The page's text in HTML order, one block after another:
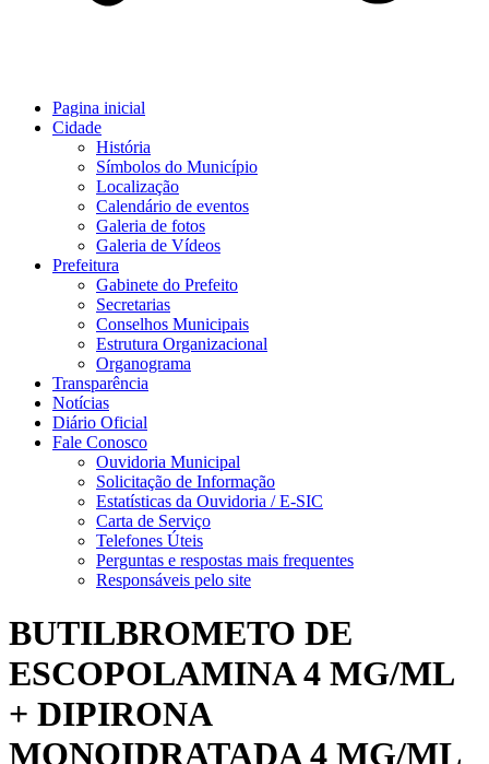
Pagina inicial
Cidade
História
Símbolos do Município
Localização
Calendário de eventos
Galeria de fotos
Galeria de Vídeos
Prefeitura
Gabinete do Prefeito
Secretarias
Conselhos Municipais
Estrutura Organizacional
Organograma
Transparência
Notícias
Diário Oficial
Fale Conosco
Ouvidoria Municipal
Solicitação de Informação
Estatísticas da Ouvidoria / E-SIC
Carta de Serviço
Telefones Úteis
Perguntas e respostas mais frequentes
Responsáveis pelo site
BUTILBROMETO DE
ESCOPOLAMINA 4 MG/ML
+ DIPIRONA
MONOIDRATADA 4 MG/ML